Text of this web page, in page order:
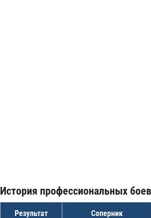
История профессиональных боев
Результат Соперник